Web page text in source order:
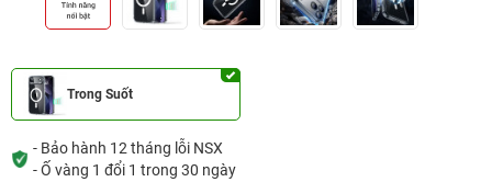
Trong Suốt
- Bảo hành 12 tháng lỗi NSX
- Ố vàng 1 đổi 1 trong 30 ngày